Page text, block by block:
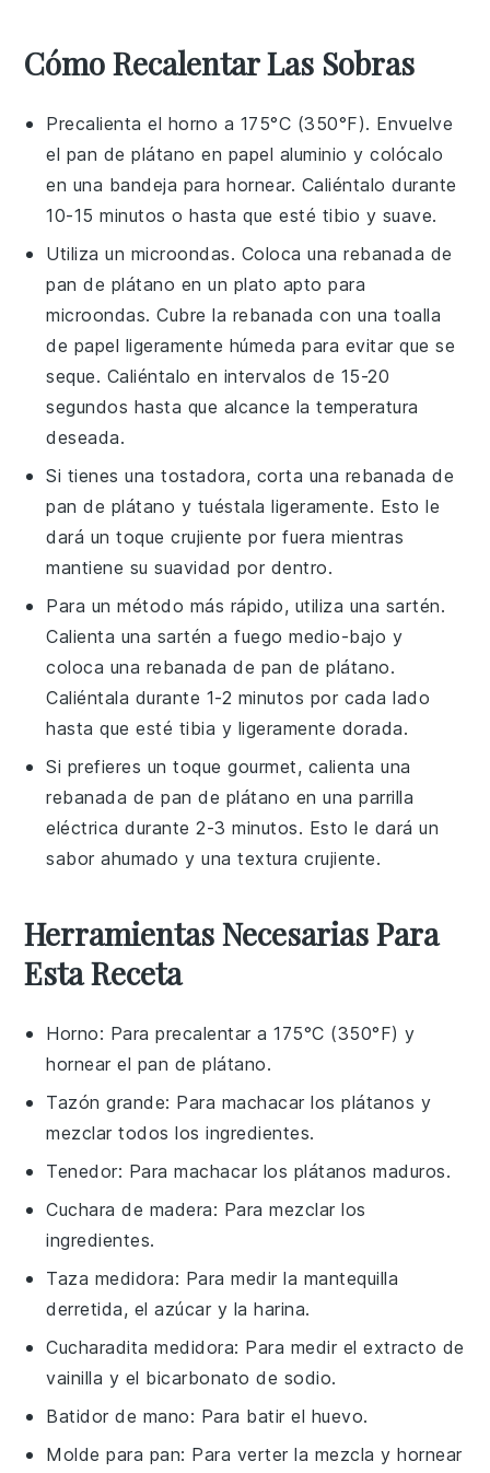
Cómo Recalentar Las Sobras
Precalienta el horno a 175°C (350°F). Envuelve
el pan de plátano en papel aluminio y colócalo
en una bandeja para hornear. Caliéntalo durante
10-15 minutos o hasta que esté tibio y suave.
Utiliza un microondas. Coloca una rebanada de
pan de plátano en un plato apto para
microondas. Cubre la rebanada con una toalla
de papel ligeramente húmeda para evitar que se
seque. Caliéntalo en intervalos de 15-20
segundos hasta que alcance la temperatura
deseada.
Si tienes una tostadora, corta una rebanada de
pan de plátano y tuéstala ligeramente. Esto le
dará un toque crujiente por fuera mientras
mantiene su suavidad por dentro.
Para un método más rápido, utiliza una sartén.
Calienta una sartén a fuego medio-bajo y
coloca una rebanada de pan de plátano.
Caliéntala durante 1-2 minutos por cada lado
hasta que esté tibia y ligeramente dorada.
Si prefieres un toque gourmet, calienta una
rebanada depan de plátano en una parrilla
eléctrica durante 2-3 minutos. Esto le dará un
sabor ahumado y una textura crujiente.
Herramientas Necesarias Para
Esta Receta
Horno: Para precalentar a 175°C (350°F) y
hornear el pan de plátano.
Tazón grande: Para machacar los plátanos y
mezclar todos los ingredientes.
Tenedor: Para machacar los plátanos maduros.
Cuchara de madera: Para mezclar los
ingredientes.
Taza medidora: Para medir la mantequilla
derretida, el azúcar y la harina.
Cucharadita medidora: Para medir el extracto de
vainilla y el bicarbonato de sodio.
Batidor de mano: Para batir el huevo.
Molde para pan: Para verter la mezcla y hornear